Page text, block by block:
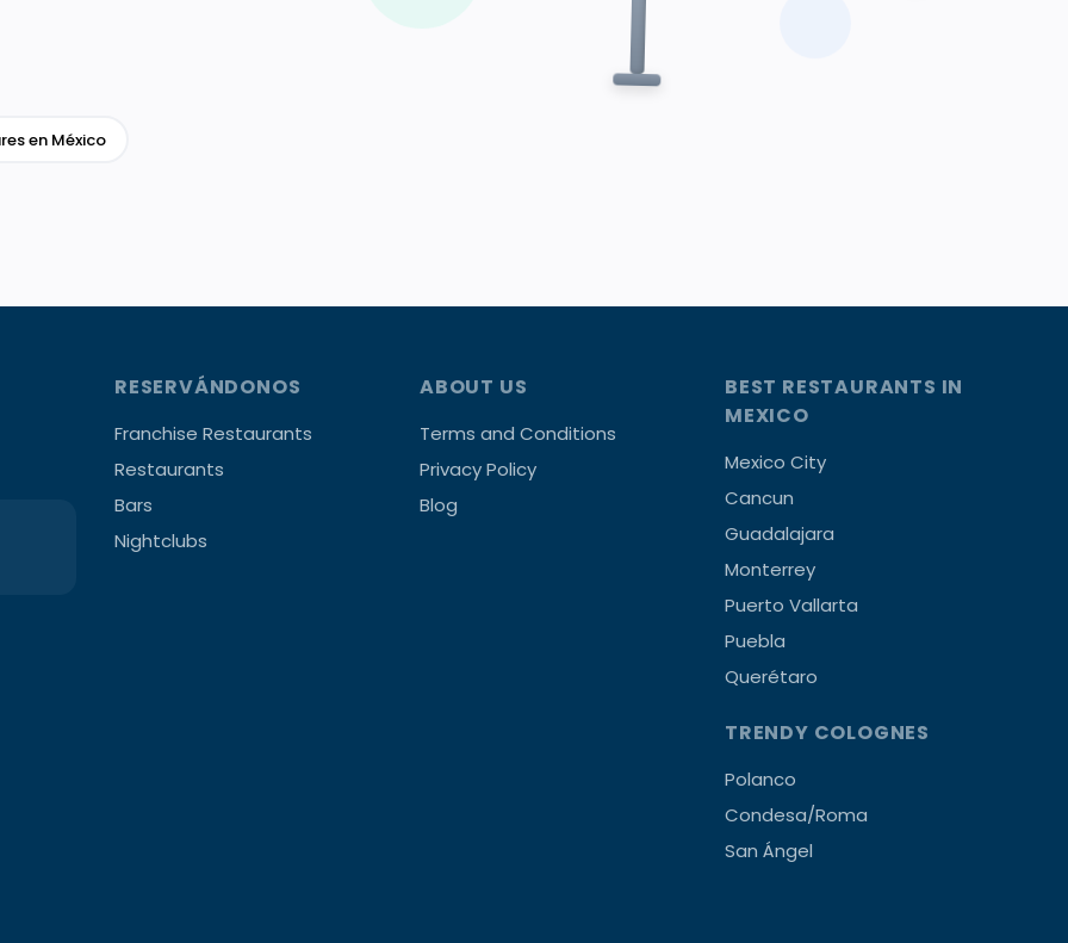
en México
RESERVÁNDONOS
Franchise Restaurants
Restaurants
Bars
Nightclubs
ABOUT US
Terms and Conditions
Privacy Policy
Blog
BEST RESTAURANTS IN
MEXICO
Mexico City
Cancun
Guadalajara
Monterrey
Puerto Vallarta
Puebla
Querétaro
TRENDY COLOGNES
Polanco
Condesa/Roma
San Ángel